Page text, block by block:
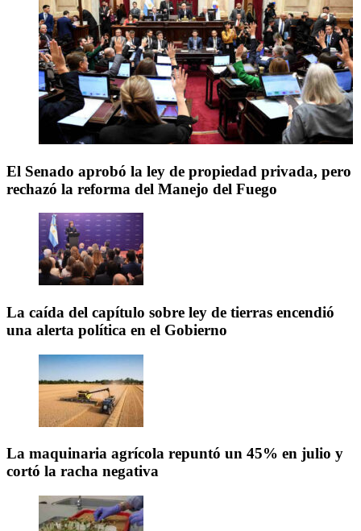
El Senado aprobó la ley de propiedad privada, pero
rechazó la reforma del Manejo del Fuego
La caída del capítulo sobre ley de tierras encendió
una alerta política en el Gobierno
La maquinaria agrícola repuntó un 45% en julio y
cortó la racha negativa